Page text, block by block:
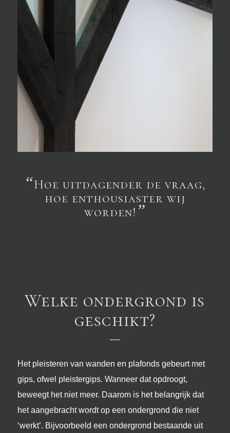
“Hoe uitdagender de vraag,
hoe enthousiaster wij
worden! ”
Welke ondergrond is
geschikt?
Het pleisteren van wanden en plafonds gebeurt met
gips, ofwel pleistergips. Wanneer dat opdroogt,
beweegt het niet meer. Daarom is het belangrijk dat
het aangebracht wordt op een ondergrond die niet
‘werkt’. Bijvoorbeeld een ondergrond bestaande uit
Van wanden, plafonds, buitenwerk tot exclusief
stucwerk. Munneke Stukadoors is al ruim 20 jaar uw
partner voor kwaliteitsstucwerk in de breedste zin van
het woord.
Guy Munneke is finalist van
CONTACTGEGEVENS
Stucen
Stucwerk buiten
Stucwerk binnen
Betonciré stucwerk
Betonlook stucwerk
Sierpleister stucwerk
Dunpleister
Pleisterwerk stucwerk